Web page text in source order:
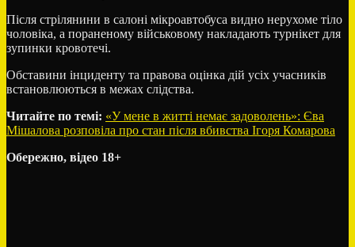
Після стрілянини в салоні мікроавтобуса видно нерухоме тіло
чоловіка, а пораненому військовому накладають турнікет для
зупинки кровотечі.
Обставини інциденту та правова оцінка дій усіх учасників
встановлюються в межах слідства.
Читайте по темі: «У мене в житті немає задоволень»: Єва
Мішалова розповіла про стан після вбивства Ігоря Комарова
Обережно, відео 18+